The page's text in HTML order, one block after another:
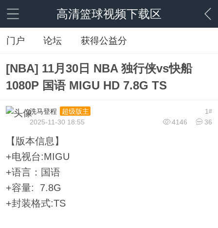
高清篮球视频下载区
门户 论坛 获得公益分
[NBA] 11月30日 NBA 独行侠vs快船
1080P 国语 MIGU HD 7.8G TS
1#
洗马登程
超级版主
4146
36
2025-11-30 18:55
【版本信息】
+电视台:MIGU
+语言：国语
+容量: 7.8G
+封装格式:TS